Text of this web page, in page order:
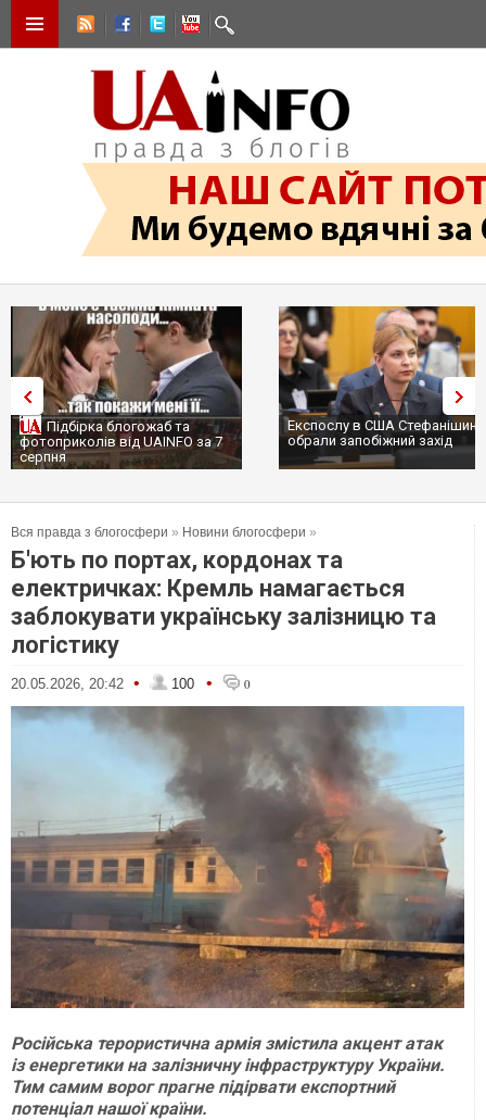
Підбірка блогожаб та
фотоприколів від UAINFO за 7
серпня
Експослу в США
обрали запобіжний захід
Вся правда з блогосфери » Новини блогосфери »
Б'ють по портах, кордонах та
електричках: Кремль намагається
заблокувати українську залізницю та
логістику
20.05.2026, 20:42 • 100 • 0
Російська терористична армія змістила акцент атак
із енергетики на залізничну інфраструктуру України.
Тим самим ворог прагне підірвати експортний
потенціал нашої країни.